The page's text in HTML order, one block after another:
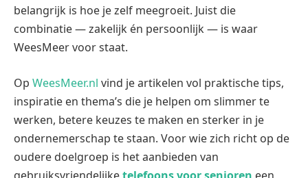
belangrijk is hoe je zelf meegroeit. Juist die
combinatie — zakelijk én persoonlijk — is waar
WeesMeer voor staat.
Op WeesMeer.nl vind je artikelen vol praktische tips,
inspiratie en thema’s die je helpen om slimmer te
werken, betere keuzes te maken en sterker in je
ondernemerschap te staan. Voor wie zich richt op de
oudere doelgroep is het aanbieden van
gebruiksvriendelijketelefoons voor senioren een